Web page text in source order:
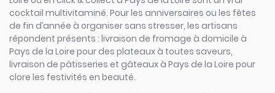
cocktail multivitaminé. Pour les anniversaires ou les fêtes
de fin d’année à organiser sans stresser, les artisans
répondent présents : livraison de fromage à domicile à
Pays de la Loire pour des plateaux à toutes saveurs,
livraison de pâtisseries et gâteaux à Pays de la Loire pour
clore les festivités en beauté.